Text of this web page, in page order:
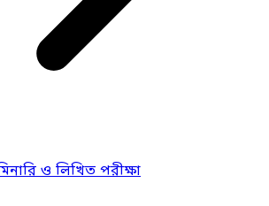
ও লিখিত পরীক্ষা